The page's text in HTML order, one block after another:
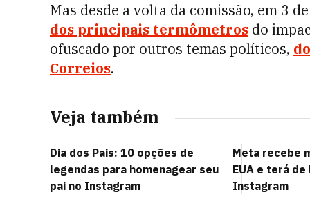
Mas desde a volta da comissão, em 3
dos principais termômetros do
ofuscado por outros temas políticos,
Correios.
Veja também
Dia dos Pais: 10 opções de
legendas para homenagear seu
pai no Instagram
Meta recebe
EUA e terá
Instagram